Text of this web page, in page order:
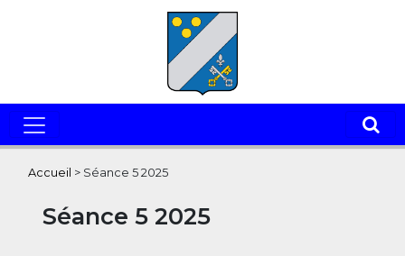
Accueil > Séance 5 2025
Séance 5 2025